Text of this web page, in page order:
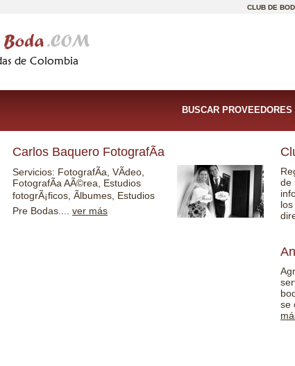
CLUB DE
BUSCAR PROVEEDORES
Carlos Baquero FotografÃ­a
Servicios: FotografÃ­a, VÃ­deo,
FotografÃ­a AÃ©rea, Estudios
fotogrÃ¡ficos, Ãlbumes, Estudios
Pre Bodas....
ver más
de
se